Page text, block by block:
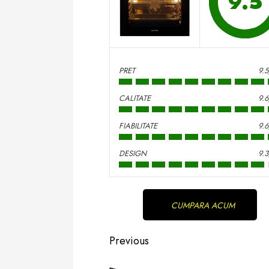
PRET
CALITATE
FIABILITATE
DESIGN
CUMPARA ACUM
Continue
Reading
Previous